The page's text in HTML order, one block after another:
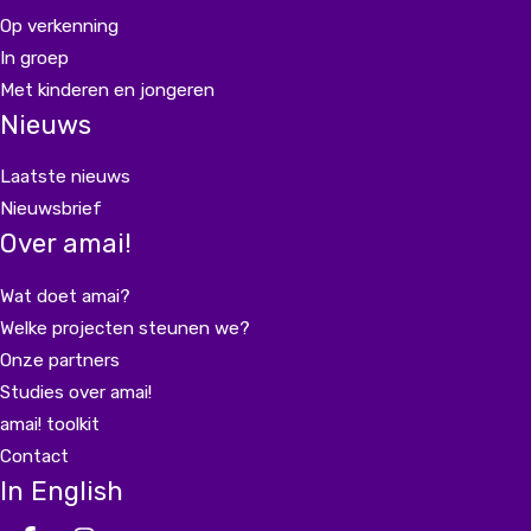
Op verkenning
In groep
Met kinderen en jongeren
Nieuws
Laatste nieuws
Nieuwsbrief
Over amai!
Wat doet amai?
Welke projecten steunen we?
Onze partners
Studies over amai!
amai! toolkit
Contact
In English